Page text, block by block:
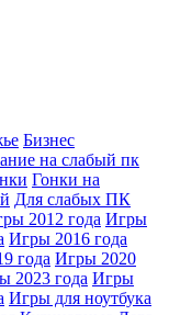
Бизнес
на слабый пк
Гонки на
Для слабых ПК
2012 года Игры
Игры 2016 года
года Игры 2020
2023 года Игры
Игры для ноутбука